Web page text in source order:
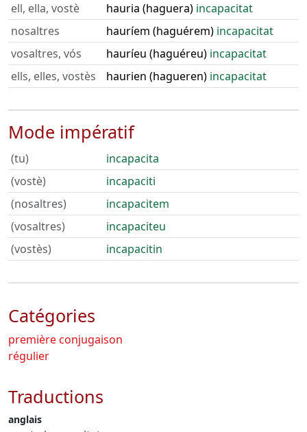
ell, ella, vostè
hauria (haguera) incapacitat
nosaltres
hauríem (haguérem) incapacitat
vosaltres, vós
hauríeu (haguéreu) incapacitat
ells, elles, vostès
haurien (hagueren) incapacitat
Mode impératif
(tu)
incapacita
(vostè)
incapaciti
(nosaltres)
incapacitem
(vosaltres)
incapaciteu
(vostès)
incapacitin
Catégories
première conjugaison
régulier
Traductions
anglais